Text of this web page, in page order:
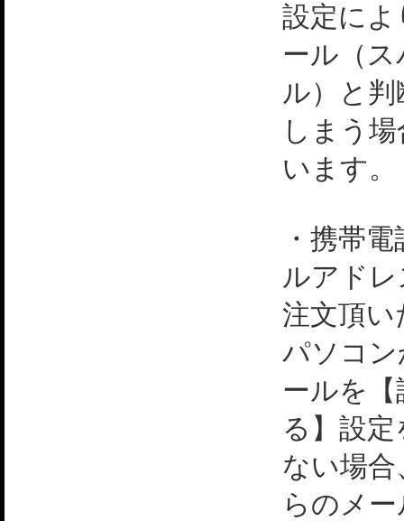
設定に
ール（
ル）と
しまう
います。
・携帯
ルアド
注文頂い
パソコ
ールを【
る】設
ない場
らのメ